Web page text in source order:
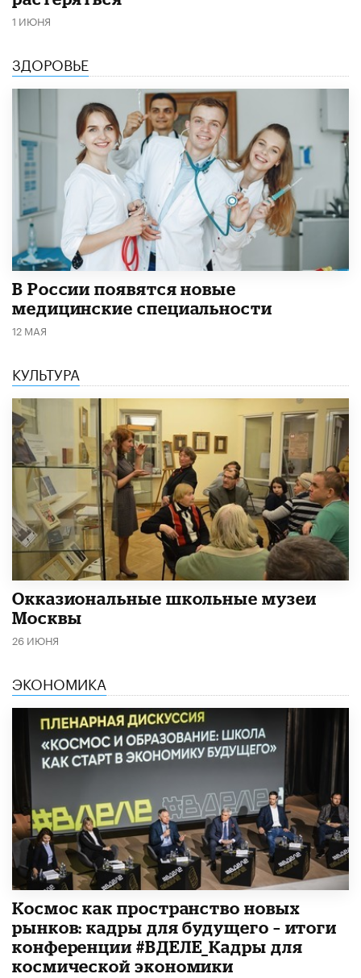
1 ИЮНЯ
ЗДОРОВЬЕ
В России появятся новые
медицинские специальности
12 МАЯ
КУЛЬТУРА
​Окказиональные школьные музеи
Москвы
26 ИЮНЯ
ЭКОНОМИКА
Космос как пространство новых
рынков: кадры для будущего – итоги
конференции #ВДЕЛЕ_Кадры для
космической экономики